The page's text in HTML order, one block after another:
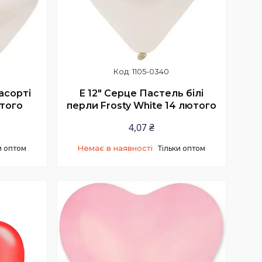
оптом
1105-0340
Е 12" Серце Пастель білі
перли Frosty White 14 лютого
4,07 ₴
Немає в наявності Тільки оптом
Менеджер